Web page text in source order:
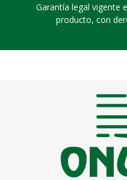
Garantía legal vigente
producto, con